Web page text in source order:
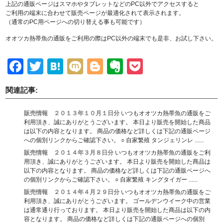
上記の通販ページはスマホやタブレットなどのPC以外でアクセスすると
ご利用の端末に合わせて販売ページが最適化されて表示されます。
（通常のPC用ページへの切り替える事も可能です）
オオツカ熱帯魚の通販をご利用の際はPC以外の端末でも是非、お試し下さい。
Facebook
Twitter
Hatena
MixiBloggerEvernote
関連記事:
販売情報 ２０１３年１０月１日分 いつもオオツカ熱帯魚の通販をご
利用頂き、誠にありがとうございます。 本日より販売を開始した商品
は以下の内容となります。 商品の価格など詳しくは下記の通販ページ
への個別リンクからご確認下さい。 ○ 自家繁殖 タンジェリンレ ......
販売情報 ２０１４年３月８日分 いつもオオツカ熱帯魚の通販をご利
用頂き、誠にありがとうございます。 本日より販売を開始した商品は
以下の内容となります。 商品の価格など詳しくは下記の通販ページへ
の個別リンクからご確認下さい。 ○ 自家繁殖 キングタイガー ......
販売情報 ２０１４年４月２９日分 いつもオオツカ熱帯魚の通販をご
利用頂き、誠にありがとうございます。 ゴールデンウイーク中の営業
は通常通り行っております。 本日より販売を開始した商品は以下の内
容となります。 商品の価格など詳しくは下記の通販ページへの個別